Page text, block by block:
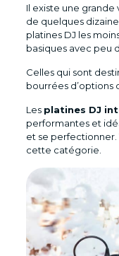
Il existe une grande
de quelques
platines DJ les
basiques avec peu
Celles qui sont
bourrées d’options
Les platines DJ
performantes et
et se
cette catégorie.